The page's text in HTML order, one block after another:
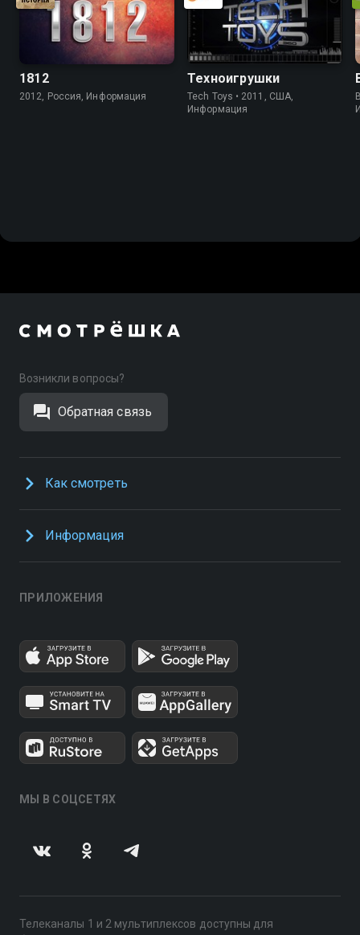
1812
2012, Россия, Информация
Техноигрушки
Tech Toys • 2011, США,
Информация
Возникли вопросы?
Обратная связь
Как смотреть
Информация
ПРИЛОЖЕНИЯ
МЫ В СОЦСЕТЯХ
Телеканалы 1 и 2 мультиплексов доступны для